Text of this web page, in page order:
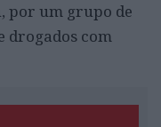
por um grupo de
drogados com